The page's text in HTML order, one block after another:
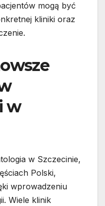
mogą być
kliniki oraz
w
w Szczecinie,
Polski,
wprowadzeniu
Wiele klinik